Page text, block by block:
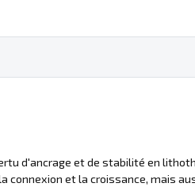
d'ancrage et de stabilité en
connexion et la croissance, mais